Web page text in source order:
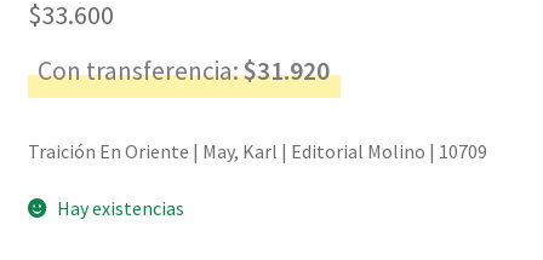
$33.600
Con transferencia:$31.920
Traición En Oriente | May, Karl | Editorial Molino | 10709
Hay existencias